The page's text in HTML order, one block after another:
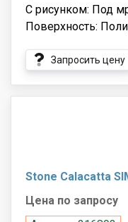
С рисунком: Под
Поверхность:
Запросить цену
Stone Calacatta
Цена по запросу